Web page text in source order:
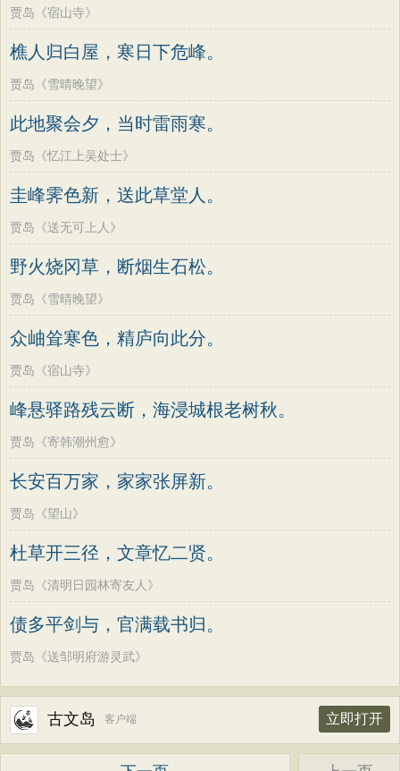
贾岛《宿山寺》
樵人归白屋，寒日下危峰。
贾岛《雪晴晚望》
此地聚会夕，当时雷雨寒。
贾岛《忆江上吴处士》
圭峰霁色新，送此草堂人。
贾岛《送无可上人》
野火烧冈草，断烟生石松。
贾岛《雪晴晚望》
众岫耸寒色，精庐向此分。
贾岛《宿山寺》
峰悬驿路残云断，海浸城根老树秋。
贾岛《寄韩潮州愈》
长安百万家，家家张屏新。
贾岛《望山》
杜草开三径，文章忆二贤。
贾岛《清明日园林寄友人》
债多平剑与，官满载书归。
贾岛《送邹明府游灵武》
古文岛 客户端 立即打开